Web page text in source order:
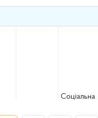
Соціальна